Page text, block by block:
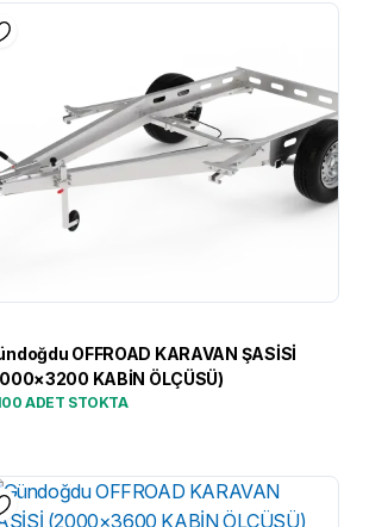
OFFROAD KARAVAN ŞASİSİ
KABİN ÖLÇÜSÜ)
ADET STOKTA